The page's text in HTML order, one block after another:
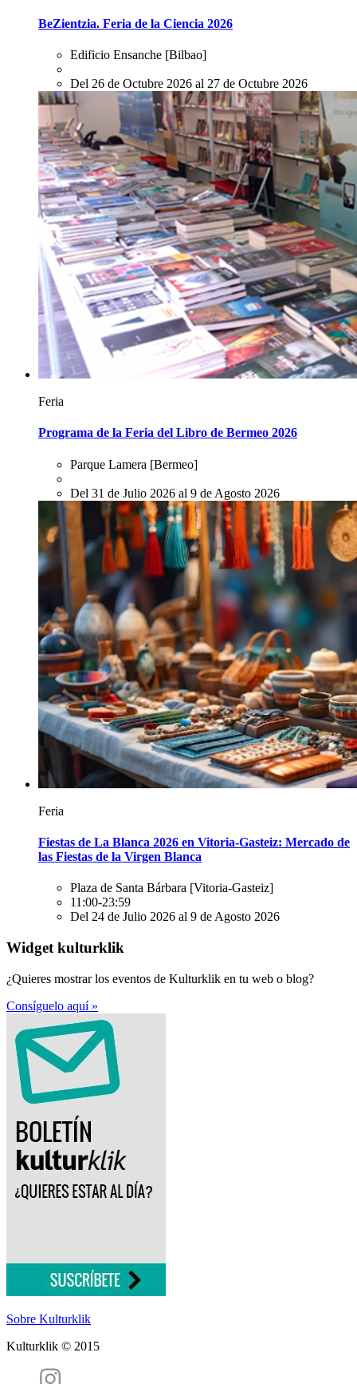
BeZientzia. Feria de la Ciencia 2026
Edificio Ensanche [Bilbao]
Del 26 de Octubre 2026 al 27 de Octubre 2026
Feria
Programa de la Feria del Libro de Bermeo 2026
Parque Lamera [Bermeo]
Del 31 de Julio 2026 al 9 de Agosto 2026
Feria
Fiestas de La Blanca 2026 en Vitoria-Gasteiz: Mercado de
las Fiestas de la Virgen Blanca
Plaza de Santa Bárbara [Vitoria-Gasteiz]
11:00-23:59
Del 24 de Julio 2026 al 9 de Agosto 2026
Widget kulturklik
¿Quieres mostrar los eventos de Kulturklik en tu web o blog?
Consíguelo aquí »
Sobre Kulturklik
Kulturklik © 2015